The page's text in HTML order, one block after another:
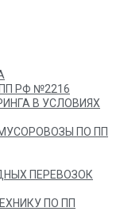
РФ №2216
В УСЛОВИЯХ
ПО ПП
ПЕРЕВОЗОК
ПО ПП